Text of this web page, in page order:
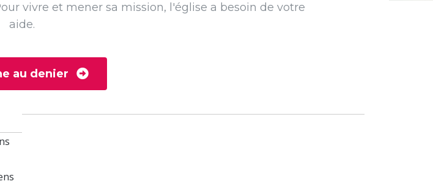
vivre et mener sa mission, l'église a besoin de votre
aide.
au denier